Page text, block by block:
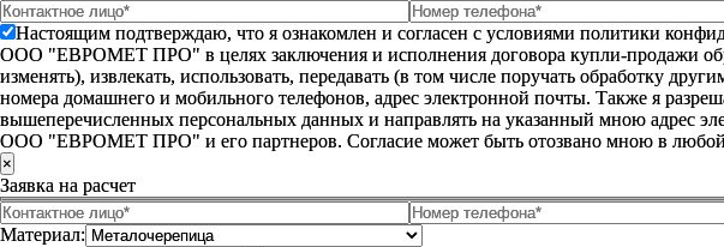
Настоящим подтверждаю, что я ознакомлен и согласен с условиями политики
ООО "ЕВРОМЕТ ПРО" в целях заключения и исполнения договора купли-продажи
изменять), извлекать, использовать, передавать (в том числе поручать обработку
номера домашнего и мобильного телефонов, адрес электронной почты. Также я
вышеперечисленных персональных данных и направлять на указанный мною адрес
ООО "ЕВРОМЕТ ПРО" и его партнеров. Согласие может быть отозвано мною в
×
Заявка на расчет
Материал: